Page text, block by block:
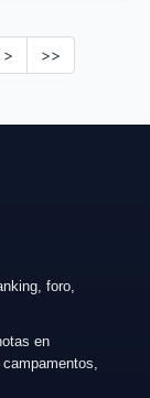
> >>
foro,
en